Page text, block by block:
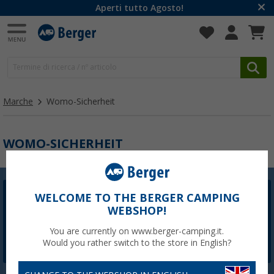
Aperti tutto Agosto!
Marche Womo-Sicherheit
WOMO-SICHERHEIT
Newsletter Berger
La registrazione alla newsletter non è attualmente
disponibile. Risolveremo il problema il prima possibile.
WELCOME TO THE BERGER CAMPING
WEBSHOP!
You are currently on www.berger-camping.it.
Would you rather switch to the store in English?